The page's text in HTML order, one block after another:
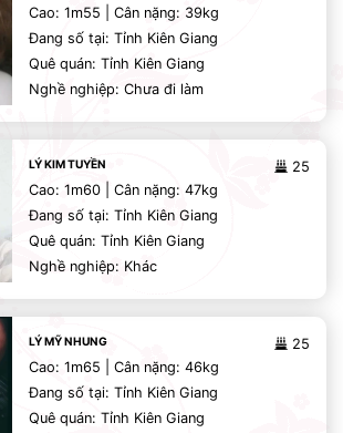
Cao: 1m55 | Cân nặng: 39kg
Đang số tại: Tỉnh Kiên Giang
Quê quán: Tỉnh Kiên Giang
Nghề nghiệp: Chưa đi làm
25
LÝ KIM TUYỀN
Cao: 1m60 | Cân nặng: 47kg
Đang số tại: Tỉnh Kiên Giang
Quê quán: Tỉnh Kiên Giang
Nghề nghiệp: Khác
25
LÝ MỸ NHUNG
Cao: 1m65 | Cân nặng: 46kg
Đang số tại: Tỉnh Kiên Giang
Quê quán: Tỉnh Kiên Giang